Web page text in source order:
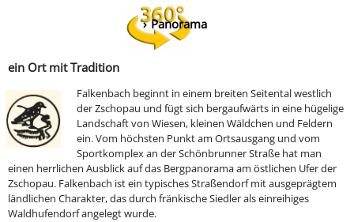
Panorama
ein Ort mit Tradition
Falkenbach beginnt in einem breiten Seitental westlich
der Zschopau und fügt sich bergaufwärts in eine hügelige
Landschaft von Wiesen, kleinen Wäldchen und Feldern
ein. Vom höchsten Punkt am Ortsausgang und vom
Sportkomplex an der Schönbrunner Straße hat man
einen herrlichen Ausblick auf das Bergpanorama am östlichen Ufer der
Zschopau. Falkenbach ist ein typisches Straßendorf mit ausgeprägtem
ländlichen Charakter, das durch fränkische Siedler als einreihiges
Waldhufendorf angelegt wurde.